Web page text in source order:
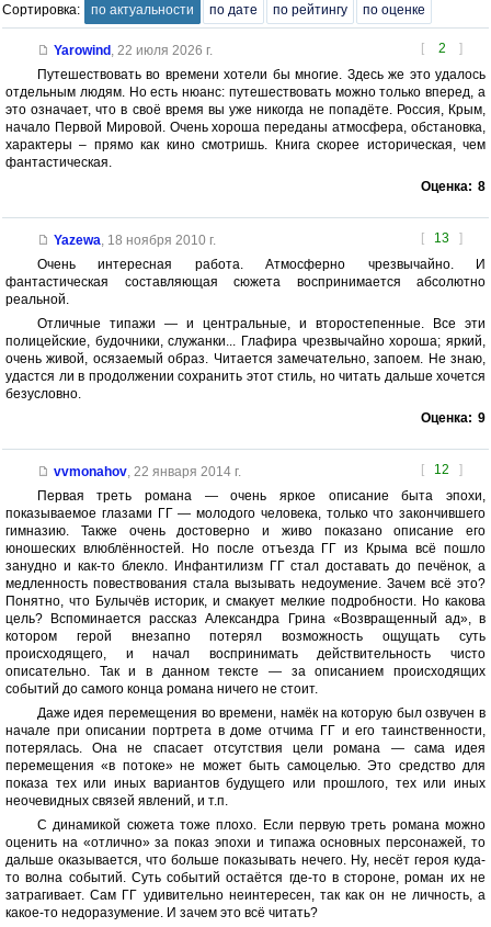
Сортировка: по актуальности по дате по рейтингу по оценке
[ 2 ]
Yarowind, 22 июля 2026 г.
Путешествовать во времени хотели бы многие. Здесь же это удалось
отдельным людям. Но есть нюанс: путешествовать можно только вперед, а
это означает, что в своё время вы уже никогда не попадёте. Россия, Крым,
начало Первой Мировой. Очень хороша переданы атмосфера, обстановка,
характеры – прямо как кино смотришь. Книга скорее историческая, чем
фантастическая.
Оценка: 8
[ 13 ]
Yazewa 18 ноября 2010 г.
Очень интересная работа. Атмосферно чрезвычайно. И
фантастическая составляющая сюжета воспринимается абсолютно
реальной.
Отличные типажи — и центральные, и второстепенные. Все эти
полицейские, будочники, служанки... Глафира чрезвычайно хороша; яркий,
очень живой, осязаемый образ. Читается замечательно, запоем. Не знаю,
удастся ли в продолжении сохранить этот стиль, но читать дальше хочется
безусловно.
Оценка: 9
[ 12 ]
vvmonahov, 22 января 2014 г.
Первая треть романа — очень яркое описание быта эпохи,
показываемое глазами ГГ — молодого человека, только что закончившего
гимназию. Также очень достоверно и живо показано описание его
юношеских влюблённостей. Но после отъезда ГГ из Крыма всё пошло
занудно и как-то блекло. Инфантилизм ГГ стал доставать до печёнок, а
медленность повествования стала вызывать недоумение. Зачем всё это?
Понятно, что Булычёв историк, и смакует мелкие подробности. Но какова
цель? Вспоминается рассказ Александра Грина «Возвращенный ад», в
котором герой внезапно потерял возможность ощущать суть
происходящего, и начал воспринимать действительность чисто
описательно. Так и в данном тексте — за описанием происходящих
событий до самого конца романа ничего не стоит.
Даже идея перемещения во времени, намёк на которую был озвучен в
начале при описании портрета в доме отчима ГГ и его таинственности,
потерялась. Она не спасает отсутствия цели романа — сама идея
перемещения «в потоке» не может быть самоцелью. Это средство для
показа тех или иных вариантов будущего или прошлого, тех или иных
неочевидных связей явлений, и т.п.
С динамикой сюжета тоже плохо. Если первую треть романа можно
оценить на «отлично» за показ эпохи и типажа основных персонажей, то
дальше оказывается, что больше показывать нечего. Ну, несёт героя куда-
то волна событий. Суть событий остаётся где-то в стороне, роман их не
затрагивает. Сам ГГ удивительно неинтересен, так как он не личность, а
какое-то недоразумение. И зачем это всё читать?